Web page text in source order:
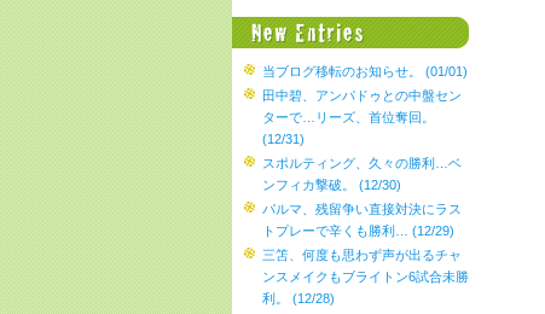
当ブログ移転のお知らせ。 (01/01)
田中碧、アンパドゥとの中盤セン
ターで…リーズ、首位奪回。
(12/31)
スポルティング、久々の勝利…ベ
ンフィカ撃破。 (12/30)
パルマ、残留争い直接対決にラス
トプレーで辛くも勝利… (12/29)
三笘、何度も思わず声が出るチャ
ンスメイクもブライトン6試合未勝
利。 (12/28)